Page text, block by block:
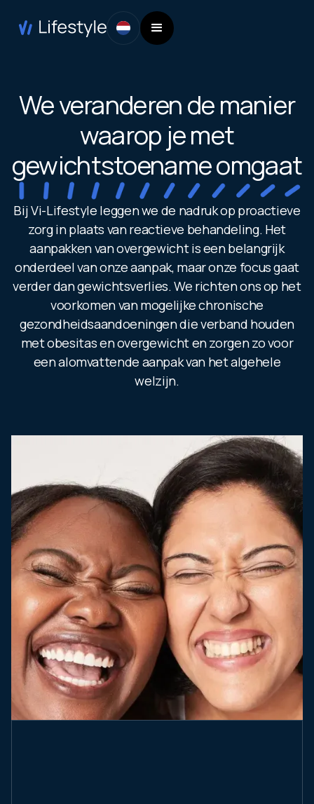
We veranderen de manier
waarop je met
gewichtstoename omgaat
Bij Vi-Lifestyle leggen we de nadruk op proactieve
zorg in plaats van reactieve behandeling. Het
aanpakken van overgewicht is een belangrijk
onderdeel van onze aanpak, maar onze focus gaat
verder dan gewichtsverlies. We richten ons op het
voorkomen van mogelijke chronische
gezondheidsaandoeningen die verband houden
met obesitas en overgewicht en zorgen zo voor
een alomvattende aanpak van het algehele
welzijn.